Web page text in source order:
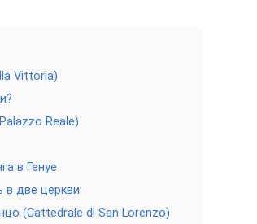
Vittoria)
Reale)
в Генуе
в две церкви:
(Cattedrale di San Lorenzo)